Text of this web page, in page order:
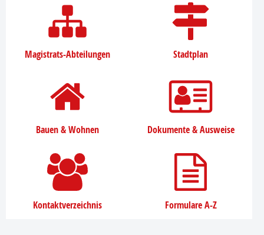
Magistrats-Abteilungen Stadtplan
Bauen & Wohnen Dokumente & Ausweise
Kontaktverzeichnis Formulare A-Z